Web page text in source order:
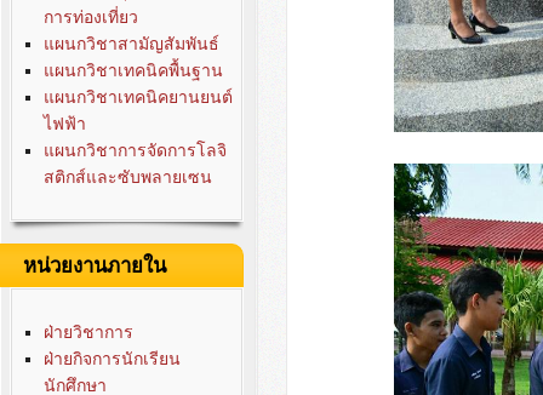
การท่องเที่ยว
แผนกวิชาสามัญสัมพันธ์
แผนกวิชาเทคนิคพื้นฐาน
แผนกวิชาเทคนิคยานยนต์
ไฟฟ้า
แผนกวิชาการจัดการโลจิ
สติกส์และซับพลายเซน
หน่วยงานภายใน
ฝ่ายวิชาการ
ฝ่ายกิจการนักเรียน
นักศึกษา